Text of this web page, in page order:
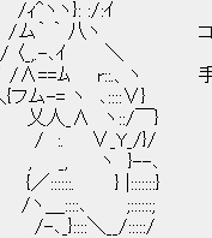
ヽ}: :/:ｲ
ヽ コツを掴
､ｲ ＼
ﾑ r::.、ヽ 手間取
-= ヽ ､::::∨}
人_∧ ヽ::/￣}
/ :. ∨_Y_/}/
, _, ヽ }--､
{／::::::. } |:::::::}
ヽ＿::::､ ;::::::;
､_}::::＼__/:::::/